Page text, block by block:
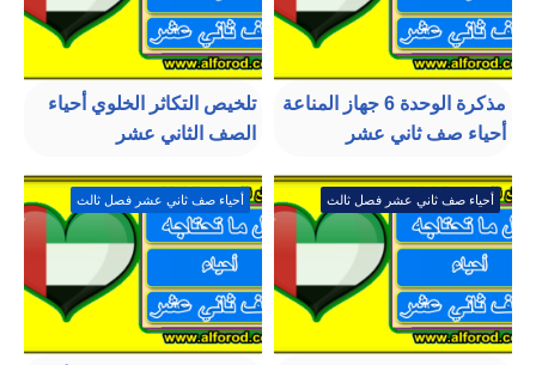
مذكرة الوحدة 6 جهاز المناعة
أحياء صف ثاني عشر
تلخيص التكاثر الخلوي أحياء
الصف الثاني عشر
أحياء صف ثاني عشر فصل ثالث أحياء صف ثاني عشر فصل ثالث